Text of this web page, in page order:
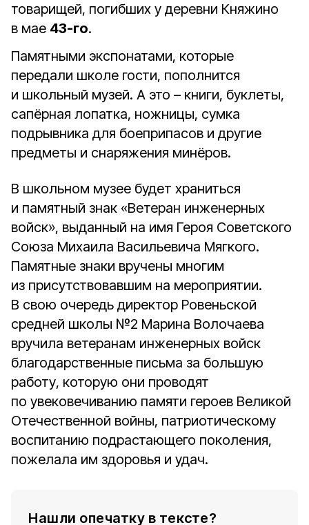
товарищей, погибших у деревни Княжино
в мае 43-го.
Памятными экспонатами, которые
передали школе гости, пополнится
и школьный музей. А это – книги, буклеты,
сапёрная лопатка, ножницы, сумка
подрывника для боеприпасов и другие
предметы и снаряжения минёров.
В школьном музее будет храниться
и памятный знак «Ветеран инженерных
войск», выданный на имя Героя Советского
Союза Михаила Васильевича Мягкого.
Памятные знаки вручены многим
из присутствовавшим на мероприятии.
В свою очередь директор Ровеньской
средней школы №2 Марина Волочаева
вручила ветеранам инженерных войск
благодарственные письма за большую
работу, которую они проводят
по увековечиванию памяти героев Великой
Отечественной войны, патриотическому
воспитанию подрастающего поколения,
пожелала им здоровья и удач.
Нашли опечатку в тексте?